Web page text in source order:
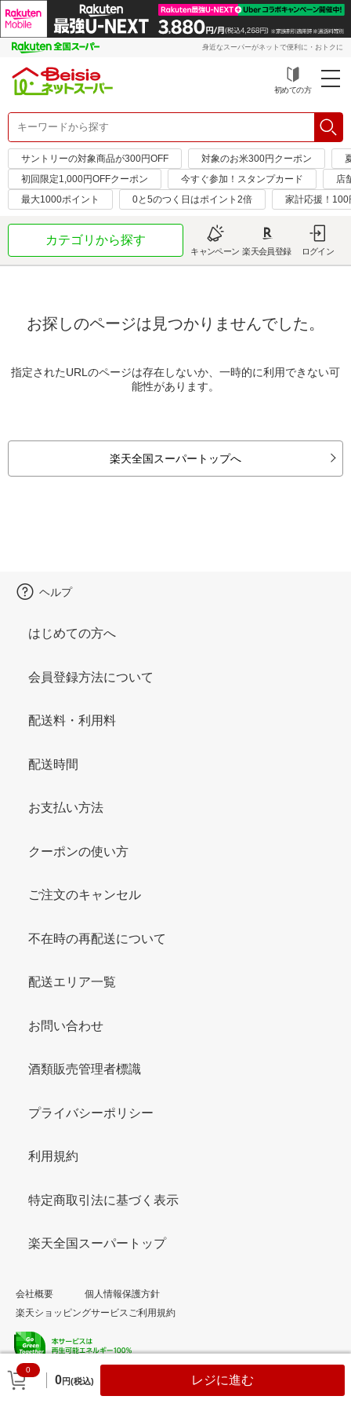
身近なスーパーがネットで便利に・おトクに
初めての方
サントリーの対象商品が300円OFF 対象のお米300円クーポン
初回限定1,000円OFFクーポン
今すぐ参加！スタンプカード
店
最大1000ポイント
0と5のつく日はポイント2倍 家計応援！
カテゴリから探す
キャンペーン 楽天会員登録 ログイン
お探しのページは見つかりませんでした。
指定されたURLのページは存在しないか、一時的に利用できない可
能性があります。
楽天全国スーパートップへ
0
0円(税込) レジに進む
ヘルプ
はじめての方へ
会員登録方法について
配送料・利用料
配送時間
お支払い方法
クーポンの使い方
ご注文のキャンセル
不在時の再配送について
配送エリア一覧
お問い合わせ
酒類販売管理者標識
プライバシーポリシー
利用規約
特定商取引法に基づく表示
楽天全国スーパートップ
会社概要
個人情報保護方針
楽天ショッピングサービスご利用規約
© Rakuten Group, Inc.